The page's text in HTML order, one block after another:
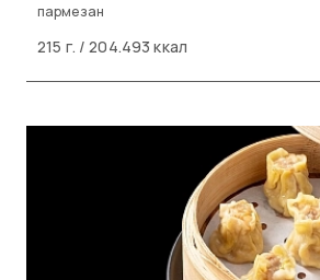
пармезан
215 г. / 204.493 ккал